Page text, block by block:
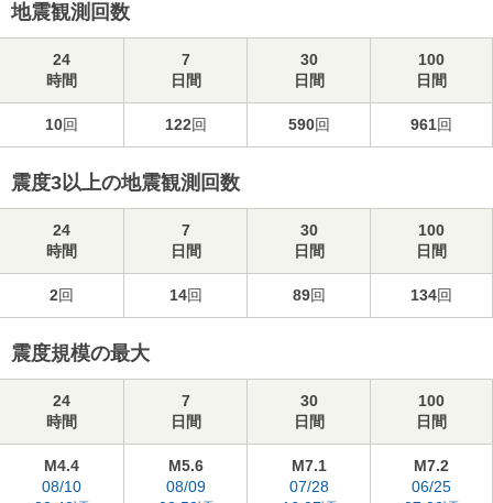
地震観測回数
24
時間
7
日間
30
日間
100
日間
10回 122回 590回 961回
震度3以上の地震観測回数
24
時間
7
日間
30
日間
100
日間
2回 14回 89回 134回
震度規模の最大
24
時間
7
日間
30
日間
100
日間
M4.4
08/10
M5.6
08/09
M7.1
07/28
M7.2
06/25